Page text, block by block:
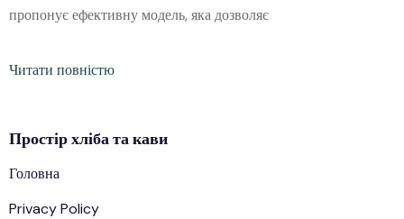
пропонує ефективну модель, яка дозволяє
Читати повністю
Простірхлібата кави
Головна
Privacy Policy